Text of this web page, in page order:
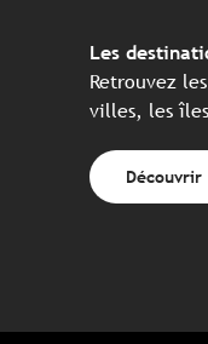
Les
Retrouvez
villes, les
Découvrir